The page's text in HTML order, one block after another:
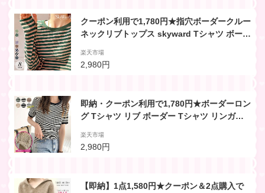
クーポン利用で1,780円★指穴ボーダークルー
ネックリブトップス skyward Tシャツ ボーダ
ーホール 長袖 指穴 丸首 クルーネック シンプ
ル カジュアル 秋冬 レディース 韓国ファッシ
楽天市場
2,980円
即納・クーポン利用で1,780円★ボーダーロン
グ Tシャツ リブ ボーダー Tシャツ リンガー
ャツ 半袖 Uネック ラウンドネック 韓国 ブラ
ウン クルーネックトップス 長袖 クルーネッ
楽天市場
2,980円
【即納】1点1,580円★クーポン＆2点購入で